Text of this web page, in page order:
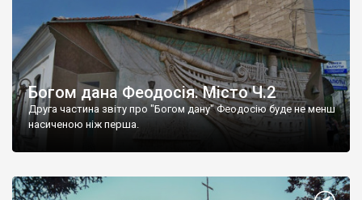
Богом дана Феодосія. Місто Ч.2
Друга частина звіту про "Богом дану" Феодосію буде не менш
насиченою ніж перша.